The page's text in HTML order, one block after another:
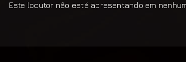
Este locutor não está apresentando em